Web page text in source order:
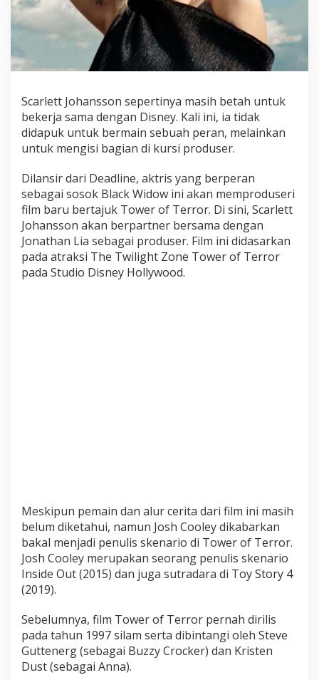
A
a
o
d
u
s
r
i
F
l
m
T
o
Scarlett Johansson sepertinya masih betah untuk
bekerja sama dengan Disney. Kali ini, ia tidak
didapuk untuk bermain sebuah peran, melainkan
untuk mengisi bagian di kursi produser.
Dilansir dari Deadline, aktris yang berperan
sebagai sosok Black Widow ini akan memproduseri
film baru bertajuk Tower of Terror. Di sini, Scarlett
Johansson akan berpartner bersama dengan
Jonathan Lia sebagai produser. Film ini didasarkan
pada atraksi The Twilight Zone Tower of Terror
pada Studio Disney Hollywood.
Meskipun pemain dan alur cerita dari film ini masih
belum diketahui, namun Josh Cooley dikabarkan
bakal menjadi penulis skenario di Tower of Terror.
Josh Cooley merupakan seorang penulis skenario
Inside Out (2015) dan juga sutradara di Toy Story 4
(2019).
Sebelumnya, film Tower of Terror pernah dirilis
pada tahun 1997 silam serta dibintangi oleh Steve
Guttenerg (sebagai Buzzy Crocker) dan Kristen
Dust (sebagai Anna).